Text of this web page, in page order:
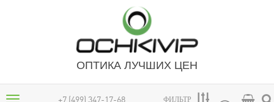
ОПТИКА ЛУЧШИХ ЦЕН
+7 (499) 347-17-68 ФИЛЬТР